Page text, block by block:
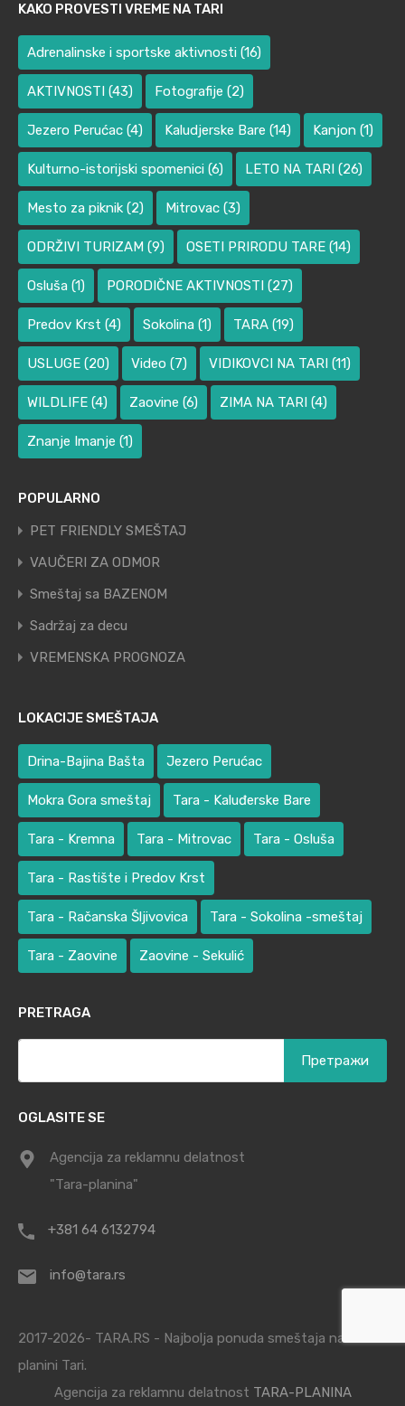
KAKO PROVESTI VREME NA TARI
Adrenalinske i sportske aktivnosti (16)
AKTIVNOSTI (43) Fotografije (2)
Jezero Perućac (4) Kaludjerske Bare (14) Kanjon (1)
Kulturno-istorijski spomenici (6) LETO NA TARI (26)
Mesto za piknik (2) Mitrovac (3)
ODRŽIVI TURIZAM (9) OSETI PRIRODU TARE (14)
Osluša (1) PORODIČNE AKTIVNOSTI (27)
Predov Krst (4) Sokolina (1) TARA (19)
USLUGE (20) Video (7) VIDIKOVCI NA TARI (11)
WILDLIFE (4) Zaovine (6) ZIMA NA TARI (4)
Znanje Imanje (1)
POPULARNO
PET FRIENDLY SMEŠTAJ
VAUČERI ZA ODMOR
Smeštaj sa BAZENOM
Sadržaj za decu
VREMENSKA PROGNOZA
LOKACIJE SMEŠTAJA
Drina-Bajina Bašta Jezero Perućac
Mokra Gora smeštaj Tara - Kaluđerske Bare
Tara - Kremna Tara - Mitrovac Tara - Osluša
Tara - Rastište i Predov Krst
Tara - Račanska Šljivovica Tara - Sokolina -smeštaj
Tara - Zaovine Zaovine - Sekulić
PRETRAGA
OGLASITE SE
Agencija za reklamnu delatnost
"Tara-planina"
+381 64 6132794
info@tara.rs
2017-2026- TARA.RS - Najbolja ponuda smeštaja na
planini Tari.
Agencija za reklamnu delatnost TARA-PLANINA